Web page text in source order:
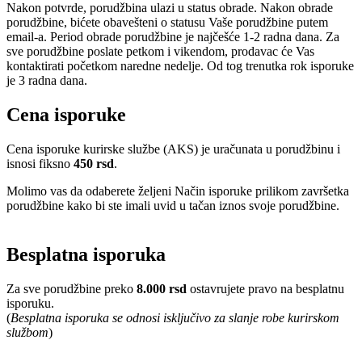
Nakon potvrde, porudžbina ulazi u status obrade. Nakon obrade
porudžbine, bićete obavešteni o statusu Vaše porudžbine putem
email-a. Period obrade porudžbine je najčešće 1-2 radna dana. Za
sve porudžbine poslate petkom i vikendom, prodavac će Vas
kontaktirati početkom naredne nedelje. Od tog trenutka rok isporuke
je 3 radna dana.
Cena isporuke
Cena isporuke kurirske službe (AKS) je uračunata u porudžbinu i
isnosi fiksno 450 rsd.
Molimo vas da odaberete željeni Način isporuke prilikom završetka
porudžbine kako bi ste imali uvid u tačan iznos svoje porudžbine.
Besplatna isporuka
Za sve porudžbine preko 8.000 rsd ostavrujete pravo na besplatnu
isporuku.
(Besplatna isporuka se odnosi isključivo za slanje robe kurirskom
službom)